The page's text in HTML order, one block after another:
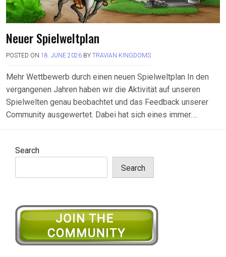
Neuer Spielweltplan
POSTED ON 18. JUNE 2026 BY TRAVIAN KINGDOMS
Mehr Wettbewerb durch einen neuen Spielweltplan In den
vergangenen Jahren haben wir die Aktivität auf unseren
Spielwelten genau beobachtet und das Feedback unserer
Community ausgewertet. Dabei hat sich eines immer….
Search
Search